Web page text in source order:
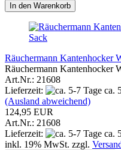
In den Warenkorb
Räuchermann Kantenhocker
Räuchermann Kantenhocker
Art.Nr.: 21608
Lieferzeit:
ca.
(Ausland abweichend)
124,95 EUR
Art.Nr.: 21608
Lieferzeit:
ca.
inkl. 19% MwSt. zzgl.